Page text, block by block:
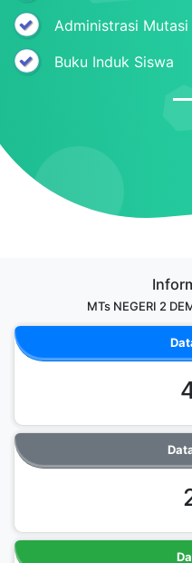
Administrasi Mutasi
Buku Induk Siswa
MTs NEGERI 2